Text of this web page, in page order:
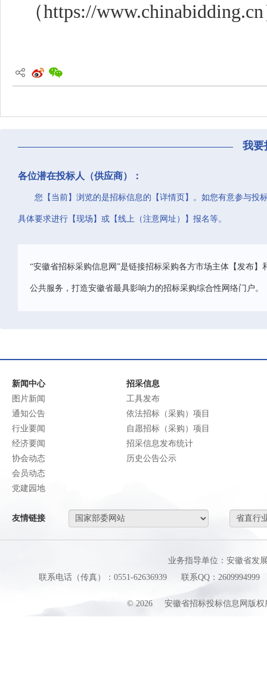
（https://
我要
各位潜在投标人（供应商）：
您【当前】浏览的是招标信息的【详情页】。如您有意参与投
具体要求进行【现场】或【线上（注意网址）】报名等。
“安徽省招标采购信息网”是链接招标采购各方市场主体【发布
公共服务，打造安徽省最具影响力的招标采购综合性网络门户。
新闻中心
图片新闻
通知公告
行业要闻
经济要闻
协会动态
会员动态
党建园地
招采信息
工具发布
依法招标（采购）项目
自愿招标（采购）项目
招采信息发布统计
历史公告公示
友情链接
业务指导单位：安徽省发
联系电话（传真）：0551-62636939
联系QQ：2609994999
© 2026 安徽省招标投标信息网版